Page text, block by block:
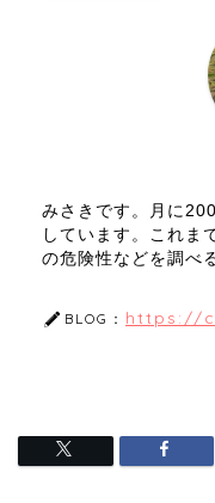
みさきです。月に
しています。これま
の危険性などを調べ
BLOG： https://